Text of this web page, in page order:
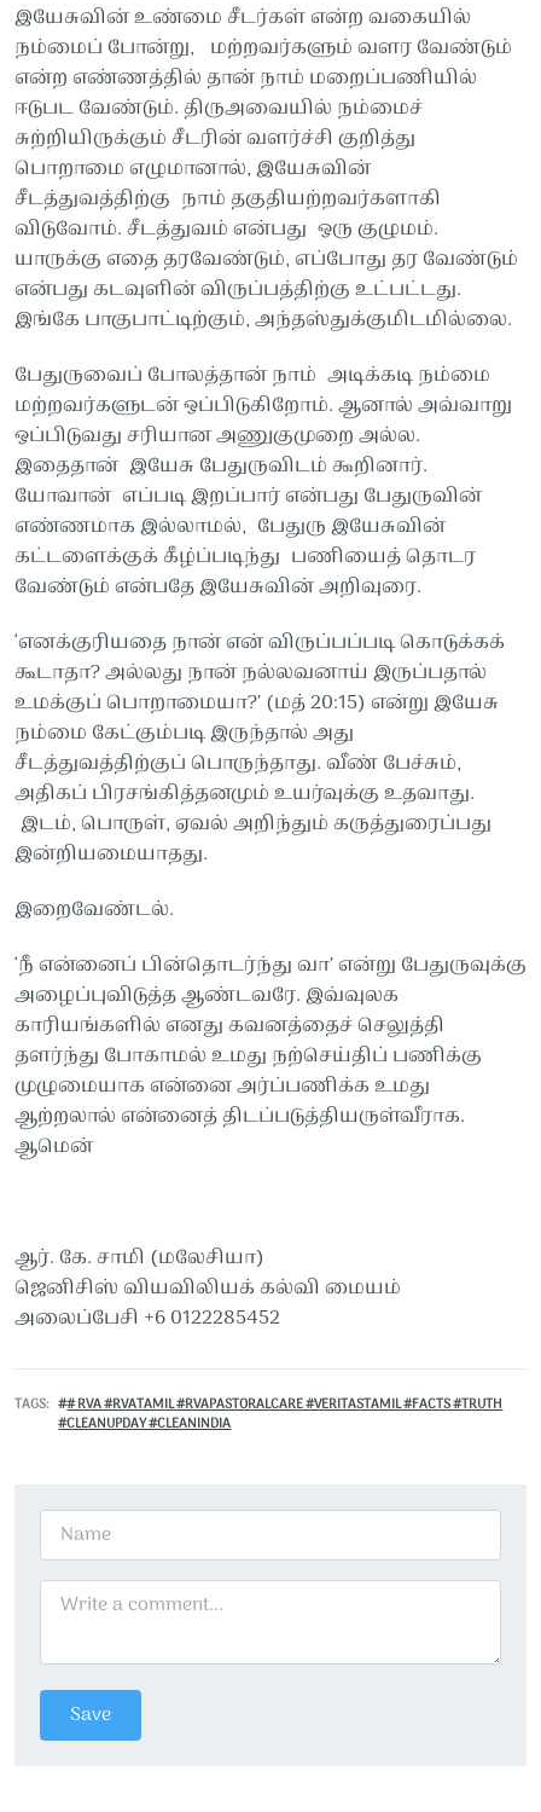
இயேசுவின் உண்மை சீடர்கள் என்ற வகையில்
நம்மைப் போன்று, மற்றவர்களும் வளர வேண்டும்
என்ற எண்ணத்தில் தான் நாம் மறைப்பணியில்
ஈடுபட வேண்டும். திருஅவையில் நம்மைச்
சுற்றியிருக்கும் சீடரின் வளர்ச்சி குறித்து
பொறாமை எழுமானால், இயேசுவின்
சீடத்துவத்திற்கு நாம் தகுதியற்றவர்களாகி
விடுவோம். சீடத்துவம் என்பது ஒரு குழுமம்.
யாருக்கு எதை தரவேண்டும், எப்போது தர வேண்டும்
என்பது கடவுளின் விருப்பத்திற்கு உட்பட்டது.
இங்கே பாகுபாட்டிற்கும், அந்தஸ்துக்குமிடமில்லை.
பேதுருவைப் போலத்தான் நாம் அடிக்கடி நம்மை
மற்றவர்களுடன் ஒப்பிடுகிறோம். ஆனால் அவ்வாறு
ஒப்பிடுவது சரியான அணுகுமுறை அல்ல.
இதைதான் இயேசு பேதுருவிடம் கூறினார்.
யோவான் எப்படி இறப்பார் என்பது பேதுருவின்
எண்ணமாக இல்லாமல், பேதுரு இயேசுவின்
கட்டளைக்குக் கீழ்ப்படிந்து பணியைத் தொடர
வேண்டும் என்பதே இயேசுவின் அறிவுரை.
‘எனக்குரியதை நான் என் விருப்பப்படி கொடுக்கக்
கூடாதா? அல்லது நான் நல்லவனாய் இருப்பதால்
உமக்குப் பொறாமையா?’ (மத் 20:15) என்று இயேசு
நம்மை கேட்கும்படி இருந்தால் அது
சீடத்துவத்திற்குப் பொருந்தாது. வீண் பேச்சும்,
அதிகப் பிரசங்கித்தனமும் உயர்வுக்கு உதவாது.
இடம், பொருள், ஏவல் அறிந்தும் கருத்துரைப்பது
இன்றியமையாதது.
இறைவேண்டல்.
‘நீ என்னைப் பின்தொடர்ந்து வா’ என்று பேதுருவுக்கு
அழைப்புவிடுத்த ஆண்டவரே. இவ்வுலக
காரியங்களில் எனது கவனத்தைச் செலுத்தி
தளர்ந்து போகாமல் உமது நற்செய்திப் பணிக்கு
முழுமையாக என்னை அர்ப்பணிக்க உமது
ஆற்றலால் என்னைத் திடப்படுத்தியருள்வீராக.
ஆமென்
ஆர். கே. சாமி (மலேசியா)
ஜெனிசிஸ் வியவிலியக் கல்வி மையம்
அலைப்பேசி +6 0122285452
TAGS
# RVA #RVATAMIL #RVAPASTORALCARE #VERITASTAMIL #FACTS #TRUTH
#CLEANUPDAY #CLEANINDIA